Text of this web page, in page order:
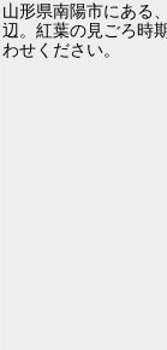
山形県南陽市にある
辺。紅葉の見ごろ時
わせください。